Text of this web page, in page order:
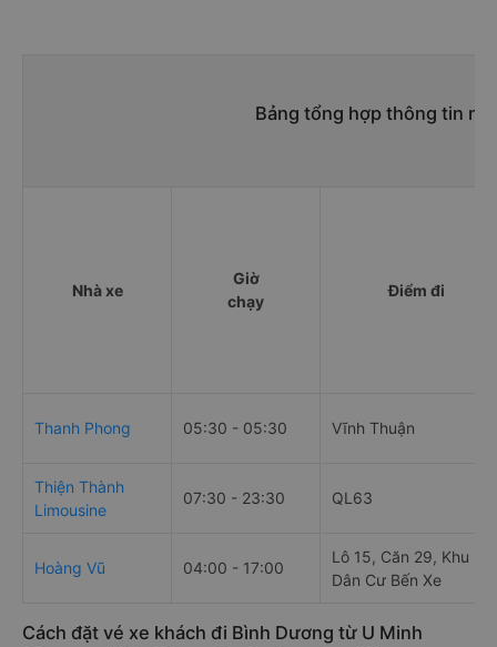
Bảng tổng hợp thông tin
Nhà xe
Giờ
chạy
Điểm đi
Thanh Phong 05:30 - 05:30 Vĩnh Thuận
Thiện Thành
Limousine
07:30 - 23:30 QL63
Hoàng Vũ 04:00 - 17:00
Lô 15, Căn 29, Khu
Dân Cư Bến Xe
Cách đặt vé xe khách đi Bình Dương từ U Minh